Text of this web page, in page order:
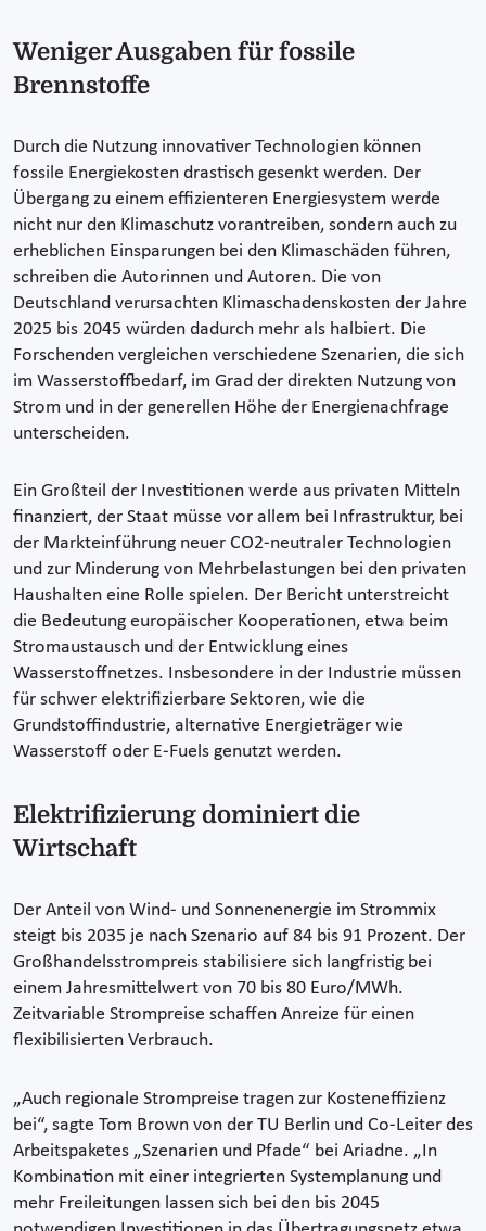
Weniger Ausgaben für fossile
Brennstoffe
Durch die Nutzung innovativer Technologien können
fossile Energiekosten drastisch gesenkt werden. Der
Übergang zu einem effizienteren Energiesystem werde
nicht nur den Klimaschutz vorantreiben, sondern auch zu
erheblichen Einsparungen bei den Klimaschäden führen,
schreiben die Autorinnen und Autoren. Die von
Deutschland verursachten Klimaschadenskosten der Jahre
2025 bis 2045 würden dadurch mehr als halbiert. Die
Forschenden vergleichen verschiedene Szenarien, die sich
im Wasserstoffbedarf, im Grad der direkten Nutzung von
Strom und in der generellen Höhe der Energienachfrage
unterscheiden.
Ein Großteil der Investitionen werde aus privaten Mitteln
finanziert, der Staat müsse vor allem bei Infrastruktur, bei
der Markteinführung neuer CO2-neutraler Technologien
und zur Minderung von Mehrbelastungen bei den privaten
Haushalten eine Rolle spielen. Der Bericht unterstreicht
die Bedeutung europäischer Kooperationen, etwa beim
Stromaustausch und der Entwicklung eines
Wasserstoffnetzes. Insbesondere in der Industrie müssen
für schwer elektrifizierbare Sektoren, wie die
Grundstoffindustrie, alternative Energieträger wie
Wasserstoff oder E-Fuels genutzt werden.
Elektrifizierung dominiert die
Wirtschaft
Der Anteil von Wind- und Sonnenenergie im Strommix
steigt bis 2035 je nach Szenario auf 84 bis 91 Prozent. Der
Großhandelsstrompreis stabilisiere sich langfristig bei
einem Jahresmittelwert von 70 bis 80 Euro/MWh.
Zeitvariable Strompreise schaffen Anreize für einen
flexibilisierten Verbrauch.
„Auch regionale Strompreise tragen zur Kosteneffizienz
bei“, sagte Tom Brown von der TU Berlin und Co-Leiter des
Arbeitspaketes „Szenarien und Pfade“ bei Ariadne. „In
Kombination mit einer integrierten Systemplanung und
mehr Freileitungen lassen sich bei den bis 2045